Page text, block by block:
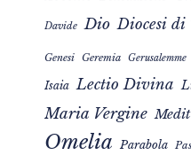
Davide Dio Diocesi di
Genesi Geremia Gerusalemme
Isaia Lectio Divina
Maria Vergine
Omelia Parabola